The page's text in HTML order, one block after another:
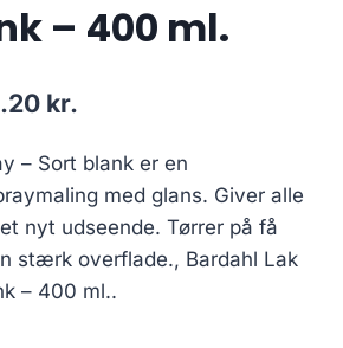
– 400 ml.
kr..
kr.
pris
er:
115.20 kr..
– Sort blank er en
med glans. Giver alle
nyt udseende. Tørrer på få
stærk overflade., Bardahl Lak
– 400 ml..